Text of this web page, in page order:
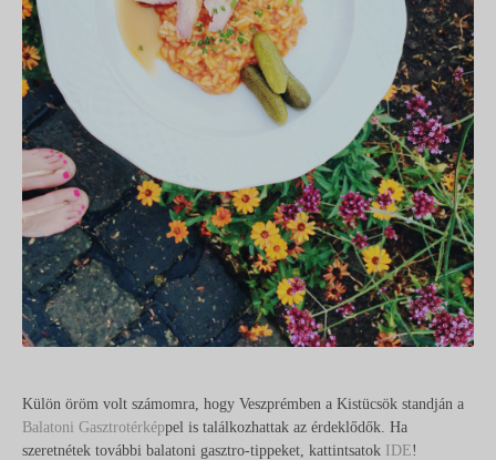
Külön öröm volt számomra, hogy Veszprémben a Kistücsök standján a
Balatoni Gasztrotérképpel is találkozhattak az érdeklődők. Ha
szeretnétek további balatoni gasztro-tippeket, kattintsatok IDE!